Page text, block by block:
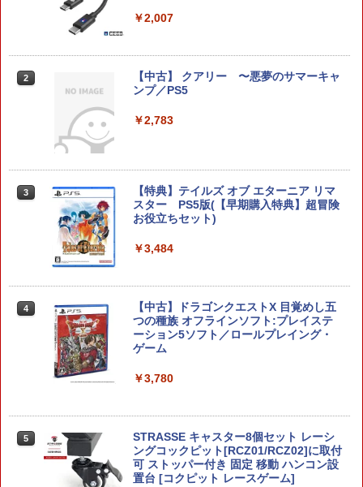
スプラトゥーン レイダース -Switch2
ニンテンドープリペイド番号 9000円|オ
ンラインコード版
￥9,000
ニンテンドープリペイド番号 5000円|オ
Beast of Reincarnation -PS5 【特典】
￥7,286
￥11,849
トローラー ミッドナイト ブラック(CFI-
￥10,737
【純正品】DualSense ワイヤレスコン
ラー (ロボット ホワイト)
￥7,681
ラー (カーボンブラック)
【純正品】Xbox 充電式バッテリー + US
B-C ケーブル
￥2,618
【国内正規品】Thrustmaster スラスト
マスター TH8S シフター - PC、PS4、P
S5、PS5 Pro、Xbox One、Xbox Serie
劇場版「鬼滅の刃」無限城編 第一章 猗
カー特典:【坤と離】二振りの剣、十翼よ
り来たる！スタジオ描き下ろしイラスト
ボード付) [Blu-ray]
￥10,780
4
劇場版「鬼滅の刃」無限城編 第一章 猗
窩座再来 完全生産限定版 [Blu-ray]
￥8,698
ルアイドルクラブ Bloom Garden Part
y』Blu-ray（特装限定版）
￥8,589
￥7,696
2
任天堂 【Switch2】ゼルダの伝説 ブレス
オブ ザ ワイルド Nintendo Switch 2 Ed
ンセツ ブレス オブ ザ ワイルド]
ELDEN RING Tarnished Edition 【Swit
ch2】 POT-P-AAF6C
￥7,757
ポケモン 【Switch2】ぽこ あ ポケモン
[POT-P-AAB5A NSW2 ポコ ア ポケモン]
5
【特典】ほの暮しの庭 switch2版(【初
回外付特典】切り取れるクリアカード)
￥8,118
￥2,007
2
【中古】 クアリー 〜悪夢のサマーキャ
ンプ／PS5
￥2,783
3
【特典】テイルズ オブ エターニア リマ
スター PS5版(【早期購入特典】超冒険
お役立ちセット)
￥3,484
4
【中古】ドラゴンクエストX 目覚めし五
つの種族 オフラインソフト:プレイステ
ーション5ソフト／ロールプレイング・
ゲーム
￥3,780
5
STRASSE キャスター8個セット レーシ
ングコックピット[RCZ01/RCZ02]に取付
可 ストッパー付き 固定 移動 ハンコン設
置台 [コクピット レースゲーム]